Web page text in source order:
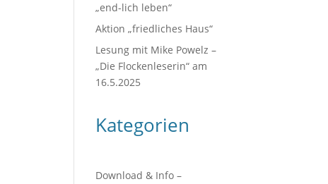
„end-lich leben“
Aktion „friedliches Haus“
Lesung mit Mike Powelz –
„Die Flockenleserin“ am
16.5.2025
Kategorien
Download & Info –